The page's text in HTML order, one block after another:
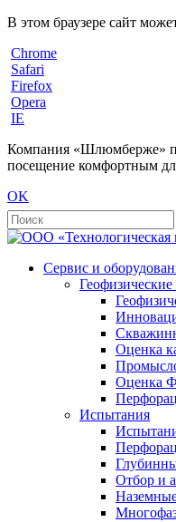
В этом браузере сайт
Chrome
Safari
Firefox
Opera
IE
Компания «Шлюмберже»
посещение комфортным
OK
Сервис и
Оценка
Оценка
Испытания
Отбор и